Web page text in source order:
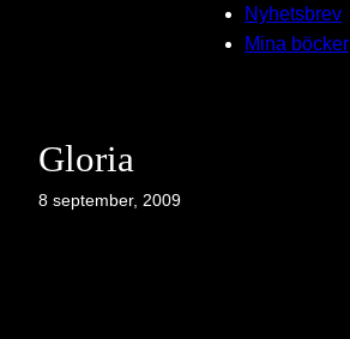
Nyhetsbrev
Mina böcker
Gloria
8 september, 2009